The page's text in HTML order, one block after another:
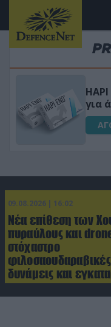
Ultra
09.08.2026 | 16:02
Νέα επίθεση των
πυραύλους και
στόχαστρο
φιλοσαουδαραβικές
δυνάμεις και